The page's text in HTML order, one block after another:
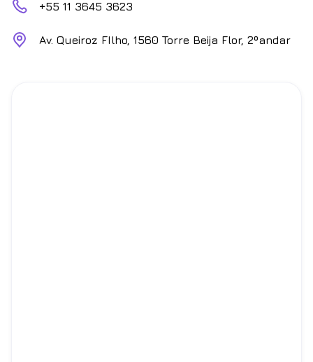
+55 11 3645 3623
Av. Queiroz FIlho, 1560 Torre Beija Flor, 2ºandar